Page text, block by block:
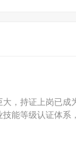
，持证上岗已成
能等级认证体系